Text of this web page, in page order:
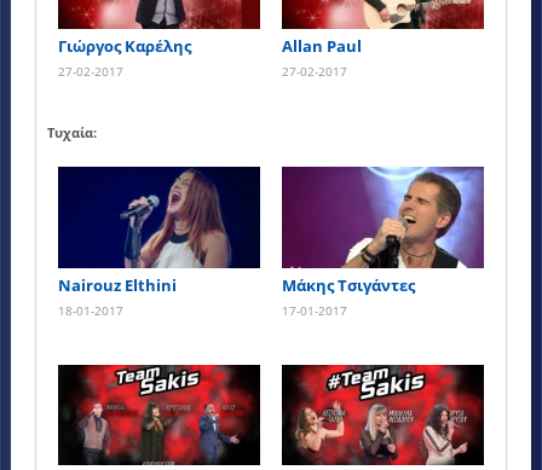
Γιώργος Καρέλης
27-02-2017
Allan Paul
27-02-2017
Τυχαία:
Nairouz Elthini
18-01-2017
Μάκης Τσιγάντες
17-01-2017